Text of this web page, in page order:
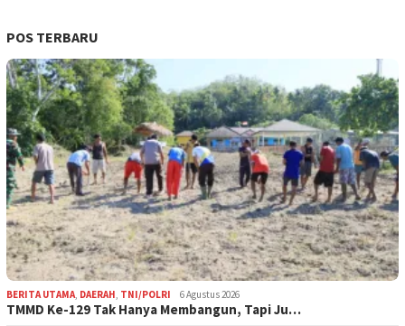
POS TERBARU
BERITA UTAMA, DAERAH, TNI/POLRI 6 Agustus 2026
TMMD Ke-129 Tak Hanya Membangun, Tapi Ju…